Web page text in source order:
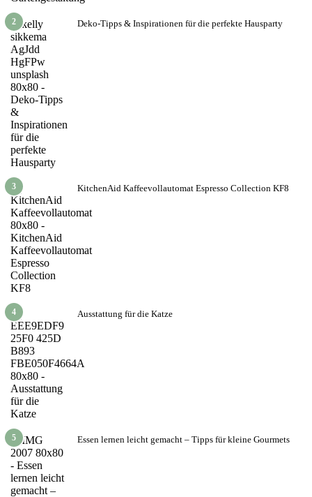
2 Deko-Tipps & Inspirationen für die perfekte Hausparty
3 KitchenAid Kaffeevollautomat Espresso Collection KF8
4 Ausstattung für die Katze
5 Essen lernen leicht gemacht – Tipps für kleine Gourmets